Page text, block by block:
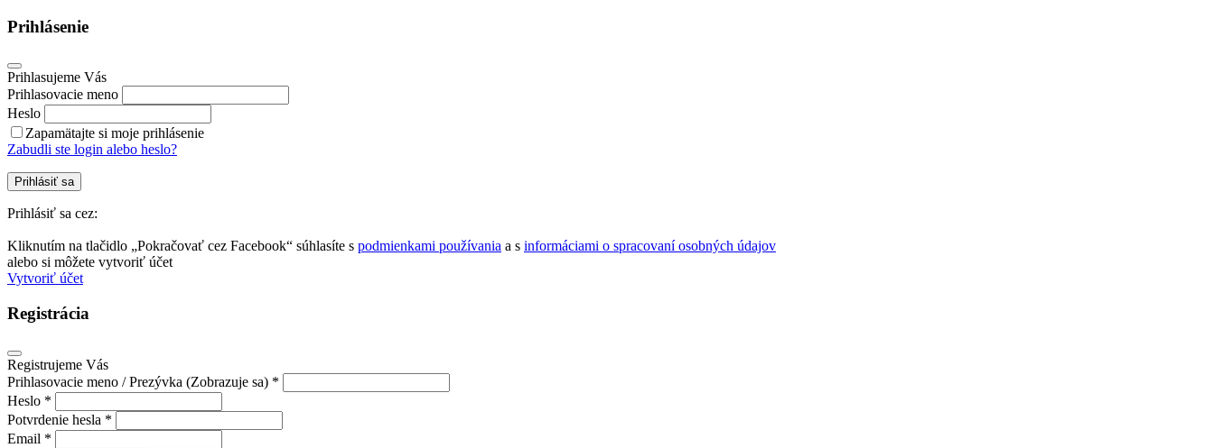
Prihlásenie
Prihlasujeme Vás
Prihlasovacie meno
Heslo
Zapamätajte si moje prihlásenie
Zabudli ste login alebo heslo?
Prihlásiť sa
Prihlásiť sa cez:
Kliknutím na tlačidlo „Pokračovať cez Facebook“ súhlasíte s podmienkami používania a s informáciami o spracovaní osobných údajov
alebo si môžete vytvoriť účet
Vytvoriť účet
Registrácia
Registrujeme Vás
Prihlasovacie meno / Prezývka (Zobrazuje sa) *
Heslo *
Potvrdenie hesla *
Email *